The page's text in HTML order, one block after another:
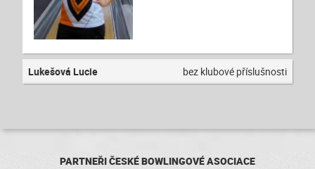
Lukešová Lucie bez klubové příslušnosti
PARTNEŘI ČESKÉ BOWLINGOVÉ ASOCIACE